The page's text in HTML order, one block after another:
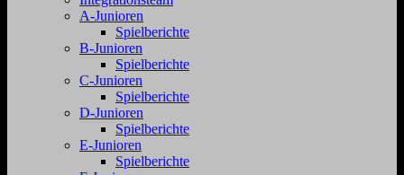
A-Junioren
Spielberichte
B-Junioren
Spielberichte
C-Junioren
Spielberichte
D-Junioren
Spielberichte
E-Junioren
Spielberichte